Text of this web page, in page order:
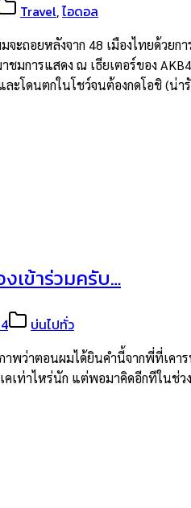
Travel,ไอดอล
จะถอยหลังจาก 48 เมืองไทยด้ว
มการแสดง ณ เธียเตอร์ของ
ะโดนตกในโชว์จนต้องกดโอชิ (น่
เข้าร่วมครับ…
บ่นไปทั่ว
พว่าตอนผมได้ยินคำนี้จากพี่ที่เคา
คเท่าไหร่นัก แต่พอมาคิดอีกทีในช่